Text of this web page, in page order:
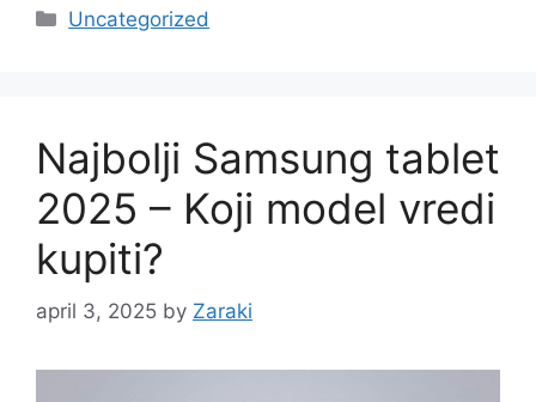
Categories
Uncategorized
Najbolji Samsung tablet
2025 – Koji model vredi
kupiti?
april 3, 2025 by Zaraki